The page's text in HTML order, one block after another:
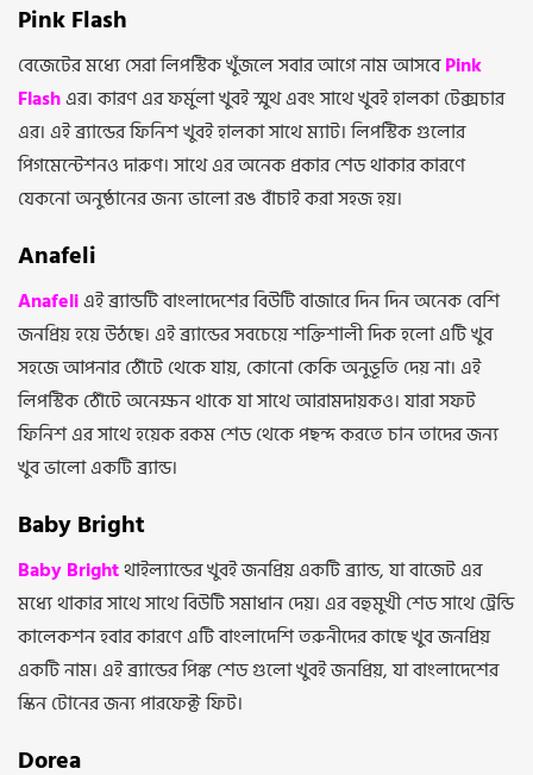
Pink Flash
বেজেটের মধ্যে সেরা লিপস্টিক খুঁজলে সবার আগে নাম আসবেPink
Flashএর। কারণ এর ফর্মুলা খুবই স্মুথ এবং সাথে খুবই হালকা টেক্সচার
এর। এই ব্র্যান্ডের ফিনিশ খুবই হালকা সাথে ম্যাট। লিপস্টিক গুলোর
পিগমেন্টেশনও দারুণ। সাথে এর অনেক প্রকার শেড থাকার কারণে
যেকনো অনুষ্ঠানের জন্য ভালো রঙ বাঁচাই করা সহজ হয়।
Anafeli
Anafeliএই ব্র্যান্ডটি বাংলাদেশের বিউটি বাজারে দিন দিন অনেক বেশি
জনপ্রিয় হয়ে উঠছে। এই ব্র্যান্ডের সবচেয়ে শক্তিশালী দিক হলো এটি খুব
সহজে আপনার ঠোঁটে থেকে যায়, কোনো কেকি অনুভূতি দেয় না। এই
লিপস্টিক ঠোঁটে অনেক্ষন থাকে যা সাথে আরামদায়কও। যারা সফট
ফিনিশ এর সাথে হয়েক রকম শেড থেকে পছন্দ করতে চান তাদের জন্য
খুব ভালো একটি ব্র্যান্ড।
Baby Bright
Baby Brightথাইল্যান্ডের খুবই জনপ্রিয় একটি ব্র্যান্ড, যা বাজেট এর
মধ্যে থাকার সাথে সাথে বিউটি সমাধান দেয়। এর বহুমুখী শেড সাথে ট্রেন্ডি
কালেকশন হবার কারণে এটি বাংলাদেশি তরুনীদের কাছে খুব জনপ্রিয়
একটি নাম। এই ব্র্যান্ডের পিঙ্ক শেড গুলো খুবই জনপ্রিয়, যা বাংলাদেশের
স্কিন টোনের জন্য পারফেক্ট ফিট।
Dorea